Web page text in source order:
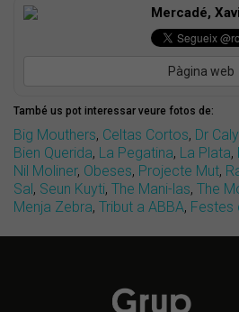
Mercadé,
Pàgina web
També us pot interessar veure fotos de:
Big Mouthers, Celtas Cortos, Dr
Bien Querida, La Pegatina, La Plata,
Nil Moliner, Obeses, Projecte Mut,
Sal , Seun Kuyti, The Mani-las, The
Menja Zebra, Tribut a ABBA, Festes